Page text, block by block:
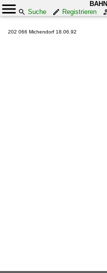
BAHN
Suche
Registrieren
202 066 Michendorf 18.06.92